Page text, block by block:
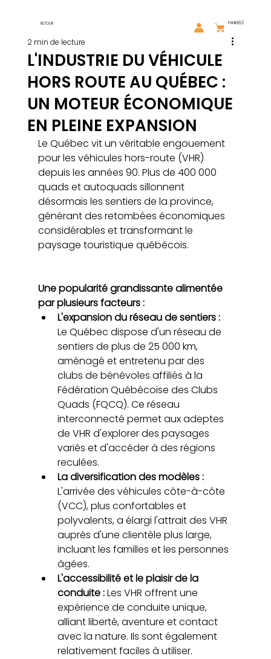
RETOUR
L'INDUSTRIE DU VÉHICULE
HORS ROUTE AU QUÉBEC :
UN MOTEUR ÉCONOMIQUE
EN PLEINE EXPANSION
2 min de lecture
Le Québec vit un véritable engouement
pour les véhicules hors-route (VHR)
depuis les années 90. Plus de 400 000
quads et autoquads sillonnent
désormais les sentiers de la province,
générant des retombées économiques
considérables et transformant le
paysage touristique québécois.
Une popularité grandissante alimentée
par plusieurs facteurs :
L'expansion du réseau de sentiers :
Le Québec dispose d'un réseau de
sentiers de plus de 25 000 km,
aménagé et entretenu par des
clubs de bénévoles affiliés à la
Fédération Québécoise des Clubs
Quads (FQCQ). Ce réseau
interconnecté permet aux adeptes
de VHR d'explorer des paysages
variés et d'accéder à des régions
reculées.
La diversification des modèles :
L'arrivée des véhicules côte-à-côte
(VCC), plus confortables et
polyvalents, a élargi l'attrait des VHR
auprès d'une clientèle plus large,
incluant les familles et les personnes
âgées.
L'accessibilité et le plaisir de la
conduite : Les VHR offrent une
expérience de conduite unique,
alliant liberté, aventure et contact
avec la nature. Ils sont également
relativement faciles à utiliser.
PANIER(0)